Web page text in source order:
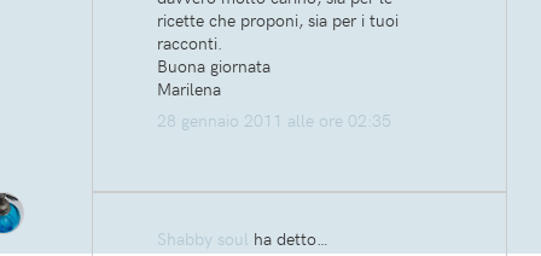
ricette che proponi, sia per i tuoi
racconti.
Buona giornata
Marilena
28 gennaio 2011 alle ore 02:35
Shabby soul ha detto…